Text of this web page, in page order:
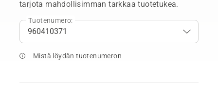
tarjota mahdollisimman tarkkaa tuotetukea.
Tuotenumero:
Mistä löydän tuotenumeron